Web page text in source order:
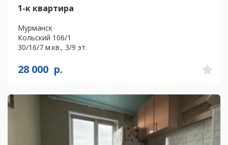
1-к квартира
Мурманск
Кольский 106/1
30/16/7 м.кв., 3/9 эт.
28 000 р.